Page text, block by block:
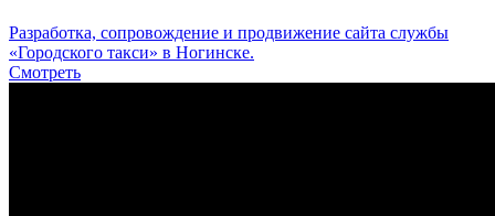
Разработка, сопровождение и продвижение сайта службы
«Городского такси» в Ногинске.
Смотреть